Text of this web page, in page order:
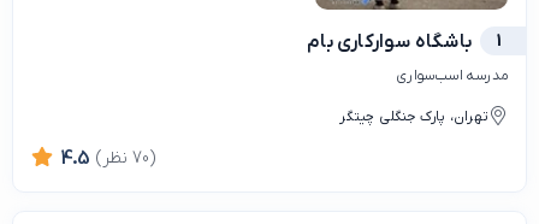
1 باشگاه سوارکاری بام
مدرسه اسب‌سواری
تهران، پارک جنگلی چیتگر
4.5 (70 نظر)